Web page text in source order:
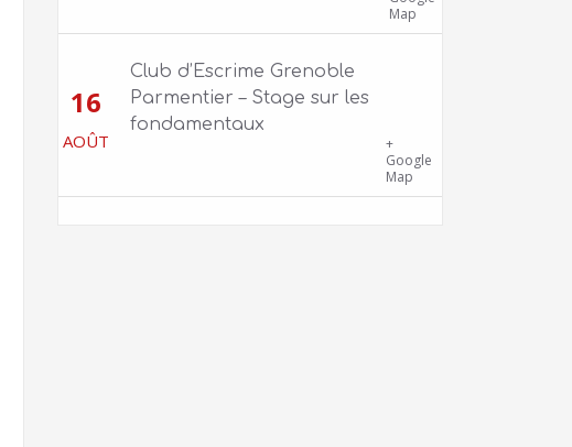
Map
16
AOÛT
Club d’Escrime Grenoble
Parmentier – Stage sur les
fondamentaux
+
Google
Map